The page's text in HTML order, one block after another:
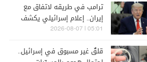
ترامب في طريقه لاتفاق مع
إيران.. إعلام إسرائيلي يكشف
05:01 | 2026-08-07
قلقٌ غير مسبوق في إسرائيل..